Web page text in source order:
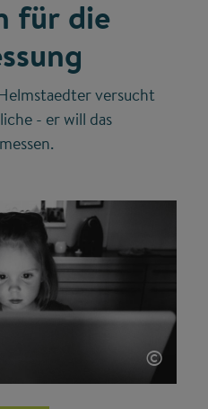
für die
versucht
- er will das
©